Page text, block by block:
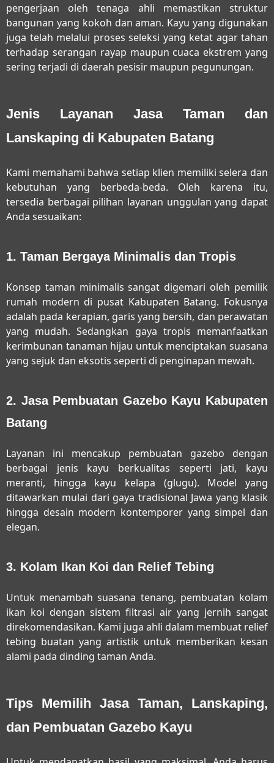
pengerjaan oleh tenaga ahli memastikan struktur
bangunan yang kokoh dan aman. Kayu yang digunakan
juga telah melalui proses seleksi yang ketat agar tahan
terhadap serangan rayap maupun cuaca ekstrem yang
sering terjadi di daerah pesisir maupun pegunungan.
Jenis Layanan Jasa Taman dan
Lanskaping di Kabupaten Batang
Kami memahami bahwa setiap klien memiliki selera dan
kebutuhan yang berbeda-beda. Oleh karena itu,
tersedia berbagai pilihan layanan unggulan yang dapat
Anda sesuaikan:
1. Taman Bergaya Minimalis dan Tropis
Konsep taman minimalis sangat digemari oleh pemilik
rumah modern di pusat Kabupaten Batang. Fokusnya
adalah pada kerapian, garis yang bersih, dan perawatan
yang mudah. Sedangkan gaya tropis memanfaatkan
kerimbunan tanaman hijau untuk menciptakan suasana
yang sejuk dan eksotis seperti di penginapan mewah.
2. Jasa Pembuatan Gazebo Kayu Kabupaten
Batang
Layanan ini mencakup pembuatan gazebo dengan
berbagai jenis kayu berkualitas seperti jati, kayu
meranti, hingga kayu kelapa (glugu). Model yang
ditawarkan mulai dari gaya tradisional Jawa yang klasik
hingga desain modern kontemporer yang simpel dan
elegan.
3. Kolam Ikan Koi dan Relief Tebing
Untuk menambah suasana tenang, pembuatan kolam
ikan koi dengan sistem filtrasi air yang jernih sangat
direkomendasikan. Kami juga ahli dalam membuat relief
tebing buatan yang artistik untuk memberikan kesan
alami pada dinding taman Anda.
Tips Memilih Jasa Taman, Lanskaping,
dan Pembuatan Gazebo Kayu